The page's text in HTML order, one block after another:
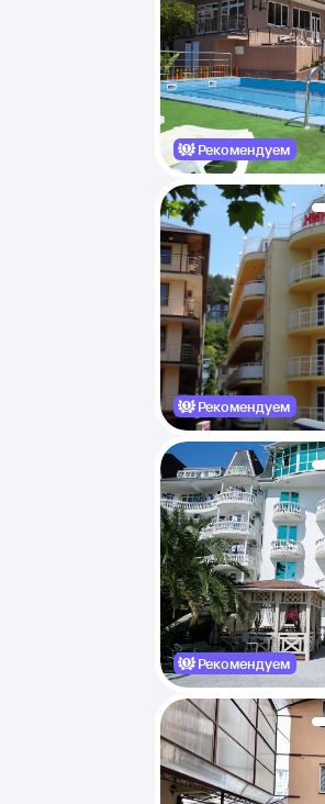
Рекомендуем
Рекомендуем
Рекомендуем